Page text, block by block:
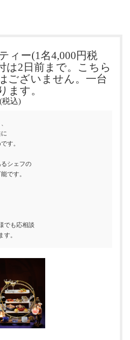
ィー(1名4,000円税
は2日前まで。こちら
ございません。一台
ます。
税込)
す。
シェフの
です。
でも応相談
。